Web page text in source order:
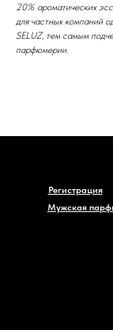
20% ароматических
для частных компаний
SELUZ, тем самым
парфюмерии.
Регистрация
Мужская